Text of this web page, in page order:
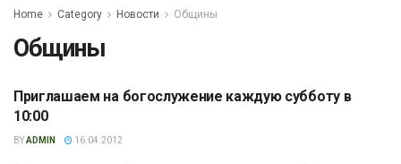
Home Category Новости Общины
Общины
ДНЕПР (1-Я ЦЕРКОВЬ)
Приглашаем на богослужение каждую субботу в
10:00
BYADMIN 16.04.2012